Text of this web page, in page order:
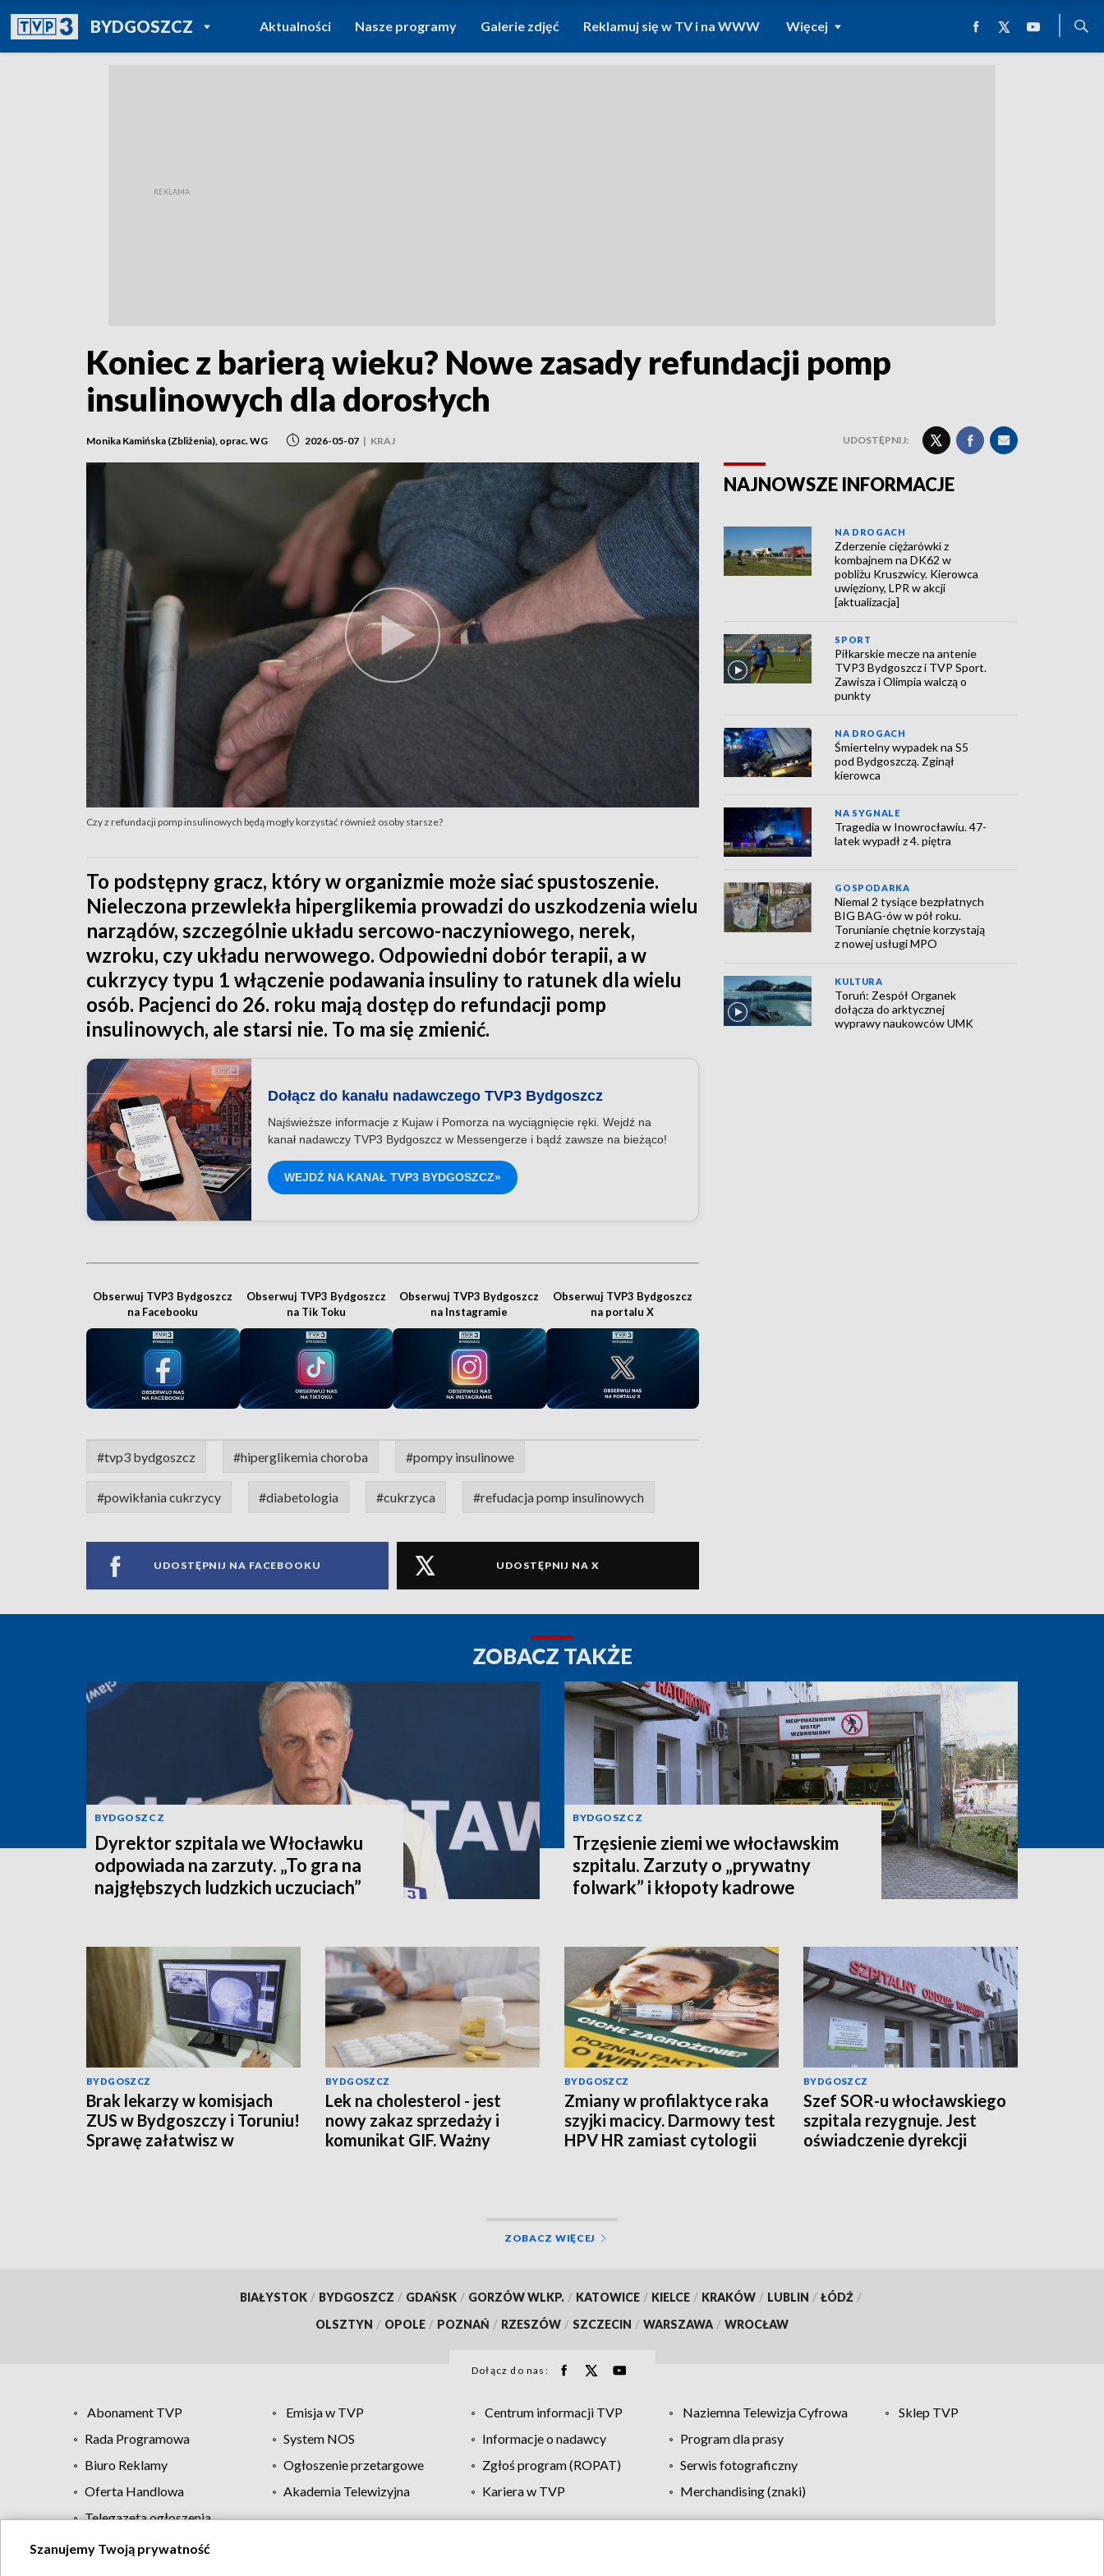
BYDGOSZCZPOWRÓT DO
TVP REGIONY
Aktualności Nasze programy Galerie zdjęć Reklamuj się w TV i na WWW Więcej
Koniec z barierą wieku? Nowe zasady refundacji pomp
insulinowych dla dorosłych
Monika Kamińska (Zbliżenia), oprac. WG 2026-05-07 | KRAJ UDOSTĘPNIJ:
Czy z refundacji pomp insulinowych będą mogły korzystać również osoby starsze?
To podstępny gracz, który w organizmie może siać spustoszenie.
Nieleczona przewlekła hiperglikemia prowadzi do uszkodzenia wielu
narządów, szczególnie układu sercowo-naczyniowego, nerek,
wzroku, czy układu nerwowego. Odpowiedni dobór terapii, a w
cukrzycy typu 1 włączenie podawania insuliny to ratunek dla wielu
osób. Pacjenci do 26. roku mają dostęp do refundacji pomp
insulinowych, ale starsi nie. To ma się zmienić.
Dołącz do kanału nadawczego TVP3 Bydgoszcz
Najświeższe informacje z Kujaw i Pomorza na wyciągnięcie ręki. Wejdź na
kanał nadawczy TVP3 Bydgoszcz w Messengerze i bądź zawsze na bieżąco!
WEJDŹ NA KANAŁ TVP3 BYDGOSZCZ»
Obserwuj TVP3 Bydgoszcz
na Facebooku
Obserwuj TVP3 Bydgoszcz
na Tik Toku
Obserwuj TVP3 Bydgoszcz
na Instagramie
Obserwuj TVP3 Bydgoszcz
na portalu X
#tvp3 bydgoszcz #hiperglikemia choroba #pompy insulinowe
#powikłania cukrzycy #diabetologia #cukrzyca #refudacja pomp insulinowych
UDOSTĘPNIJ NA FACEBOOKU UDOSTĘPNIJ NA X
NAJNOWSZE INFORMACJE
NA DROGACH
Zderzenie ciężarówki z
kombajnem na DK62 w
pobliżu Kruszwicy. Kierowca
uwięziony, LPR w akcji
[aktualizacja]
SPORT
Piłkarskie mecze na antenie
TVP3 Bydgoszcz i TVP Sport.
Zawisza i Olimpia walczą o
punkty
NA DROGACH
Śmiertelny wypadek na S5
pod Bydgoszczą. Zginął
kierowca
NA SYGNALE
Tragedia w Inowrocławiu. 47-
latek wypadł z 4. piętra
GOSPODARKA
Niemal 2 tysiące bezpłatnych
BIG BAG-ów w pół roku.
Torunianie chętnie korzystają
z nowej usługi MPO
KULTURA
Toruń: Zespół Organek
dołącza do arktycznej
wyprawy naukowców UMK
ZOBACZ TAKŻE
BYDGOSZCZ
Dyrektor szpitala we Włocławku
odpowiada na zarzuty. „To gra na
najgłębszych ludzkich uczuciach”
BYDGOSZCZ
Trzęsienie ziemi we włocławskim
szpitalu. Zarzuty o „prywatny
folwark” i kłopoty kadrowe
BYDGOSZCZ
Brak lekarzy w komisjach
ZUS w Bydgoszczy i Toruniu!
Sprawę załatwisz w
BYDGOSZCZ
Lek na cholesterol - jest
nowy zakaz sprzedaży i
komunikat GIF. Ważny
BYDGOSZCZ
Zmiany w profilaktyce raka
szyjki macicy. Darmowy test
HPV HR zamiast cytologii
BYDGOSZCZ
Szef SOR-u włocławskiego
szpitala rezygnuje. Jest
oświadczenie dyrekcji
ZOBACZ WIĘCEJ
BIAŁYSTOK / BYDGOSZCZ / GDAŃSK / GORZÓW WLKP. / KATOWICE / KIELCE / KRAKÓW / LUBLIN / ŁÓDŹ /
OLSZTYN / OPOLE / POZNAŃ / RZESZÓW / SZCZECIN / WARSZAWA / WROCŁAW
Dołącz do nas:
Abonament TVP Emisja w TVP Centrum informacji TVP Naziemna Telewizja Cyfrowa
Sklep TVP
Rada Programowa
System NOS Informacje o nadawcy
Program dla prasy
Biuro Reklamy
Ogłoszenie przetargowe Zgłoś program (ROPAT)
Serwis fotograficzny
Oferta Handlowa
Akademia Telewizyjna Kariera w TVP
Merchandising (znaki)
Telegazeta ogłoszenia
Szanujemy Twoją prywatność